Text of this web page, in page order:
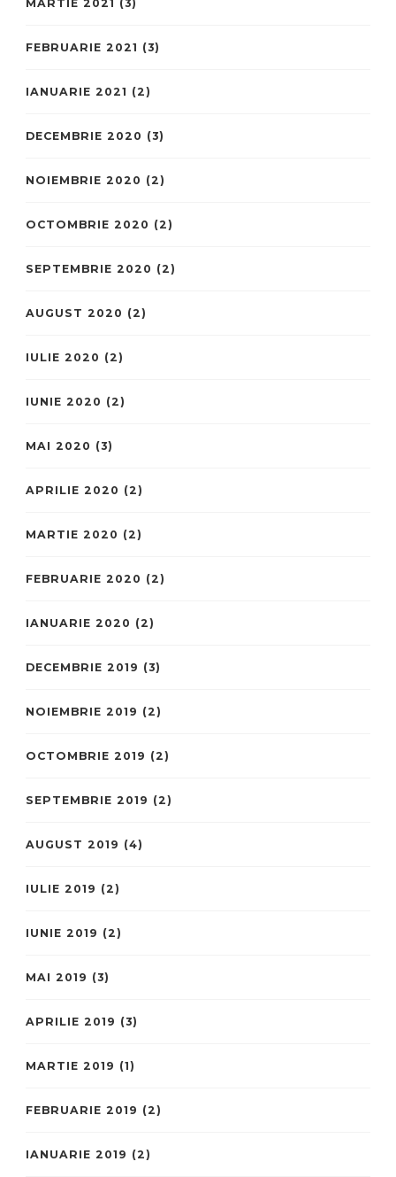
MARTIE 2021 (3)
FEBRUARIE 2021 (3)
IANUARIE 2021 (2)
DECEMBRIE 2020 (3)
NOIEMBRIE 2020 (2)
OCTOMBRIE 2020 (2)
SEPTEMBRIE 2020 (2)
AUGUST 2020 (2)
IULIE 2020 (2)
IUNIE 2020 (2)
MAI 2020 (3)
APRILIE 2020 (2)
MARTIE 2020 (2)
FEBRUARIE 2020 (2)
IANUARIE 2020 (2)
DECEMBRIE 2019 (3)
NOIEMBRIE 2019 (2)
OCTOMBRIE 2019 (2)
SEPTEMBRIE 2019 (2)
AUGUST 2019 (4)
IULIE 2019 (2)
IUNIE 2019 (2)
MAI 2019 (3)
APRILIE 2019 (3)
MARTIE 2019 (1)
FEBRUARIE 2019 (2)
IANUARIE 2019 (2)